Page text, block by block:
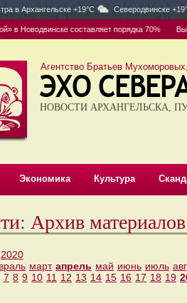
в Архангельске +19°C Северодвинске
Новодвинске составляет порядка 70%
Агентство Братьев
НОВОСТИ АРХАНГЕЛЬСКА,
Экономика Культура
Архив
2020
март апрель май июнь июль
7 8 9 10 11 12 13 14 15 16 17 18 19